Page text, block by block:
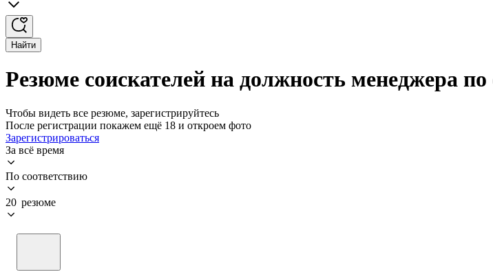
Найти
Резюме соискателей на должность менеджера
Чтобы видеть все резюме, зарегистрируйтесь
После регистрации покажем ещё 18 и откроем фото
Зарегистрироваться
За всё время
По соответствию
20 резюме